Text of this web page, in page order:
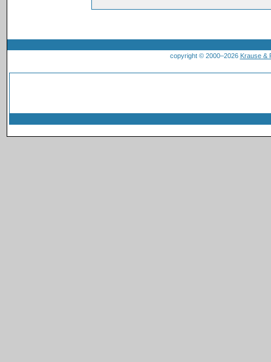
copyright © 2000–2026 Krause &